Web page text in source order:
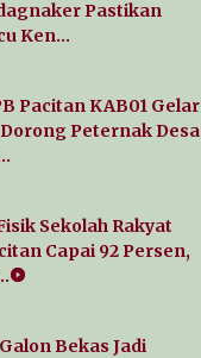
Pastikan
Ken…
Pacitan KAB01 Gelar
Dorong Peternak Desa
Sekolah Rakyat
Capai 92 Persen,
Bekas Jadi